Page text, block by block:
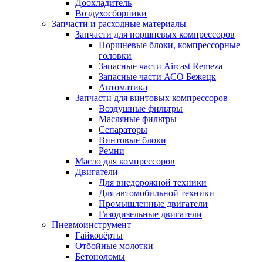
Доохладитель
Воздухосборники
Запчасти и расходные материалы
Запчасти для поршневых компрессоров
Поршневые блоки, компрессорные
головки
Запасные части Aircast Remeza
Запасные части АСО Бежецк
Автоматика
Запчасти для винтовых компрессоров
Воздушные фильтры
Масляные фильтры
Сепараторы
Винтовые блоки
Ремни
Масло для компрессоров
Двигатели
Для внедорожной техники
Для автомобильной техники
Промышленные двигатели
Газодизельные двигатели
Пневмоинструмент
Гайковёрты
Отбойные молотки
Бетоноломы